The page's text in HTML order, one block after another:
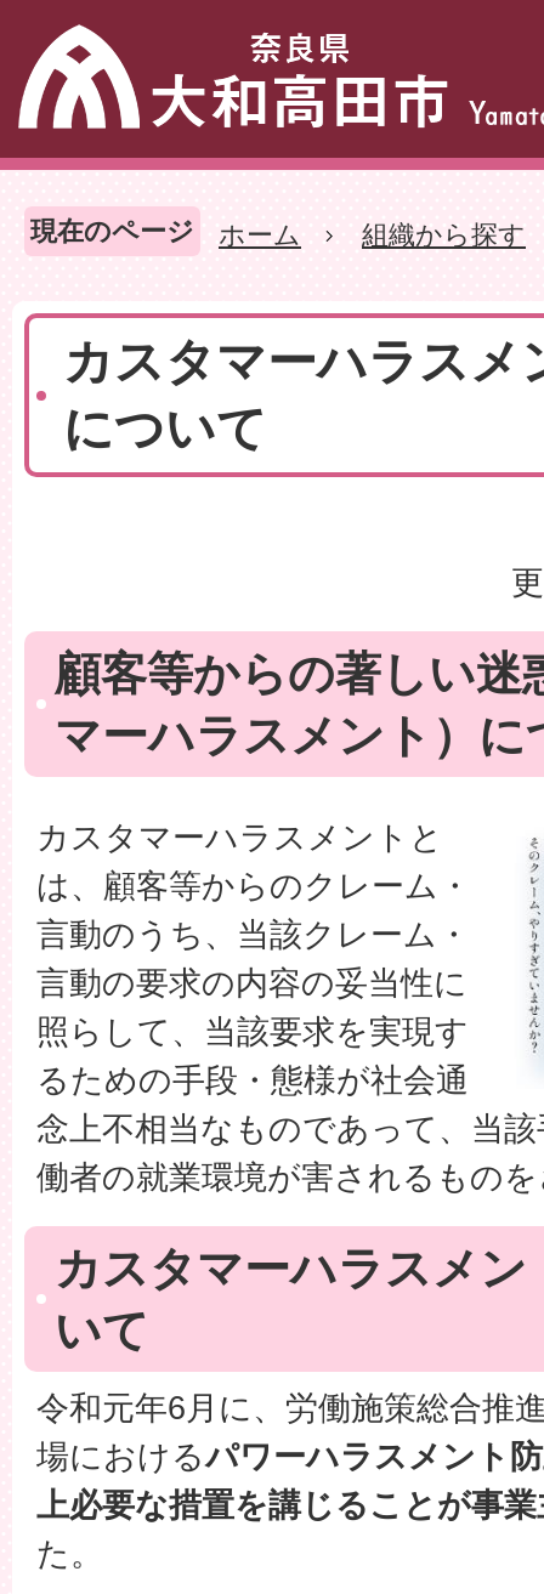
現在のページ ホーム 組織から探す
カスタマーハラスメ
について
顧客等からの著しい迷
マーハラスメント）に
カスタマーハラスメントと
は、顧客等からのクレーム・
言動のうち、当該クレーム・
言動の要求の内容の妥当性に
照らして、当該要求を実現す
るための手段・態様が社会通
念上不相当なものであって、当
働者の就業環境が害されるもの
カスタマーハラスメ
いて
令和元年6月に、労働施策総合推
場におけるパワーハラスメント
上必要な措置を講じることが事
た。